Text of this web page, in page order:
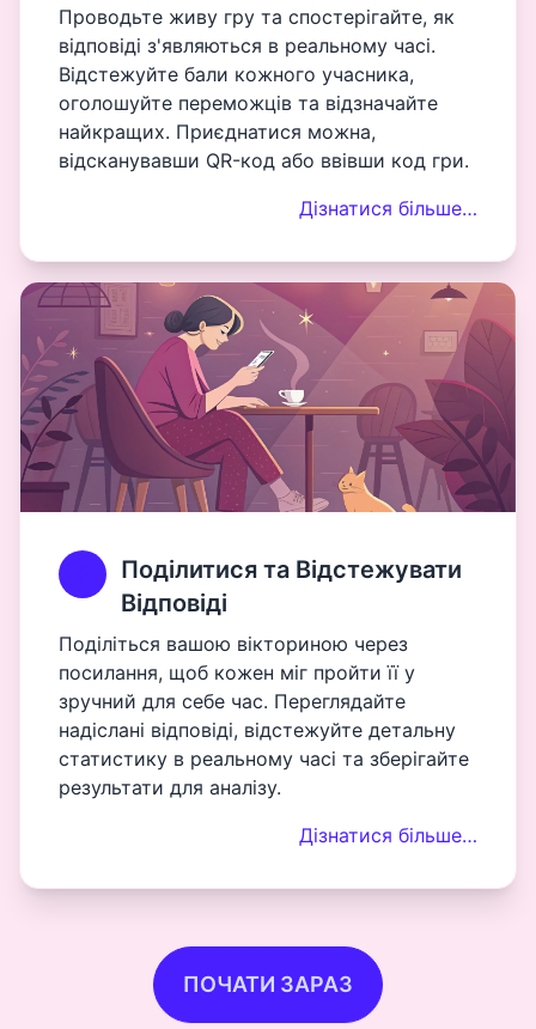
Проводьте живу гру та спостерігайте, як
відповіді з'являються в реальному часі.
Відстежуйте бали кожного учасника,
оголошуйте переможців та відзначайте
найкращих. Приєднатися можна,
відсканувавши QR-код або ввівши код гри.
Дізнатися більше…
Поділитися та Відстежувати
Відповіді
Поділіться вашою вікториною через
посилання, щоб кожен міг пройти її у
зручний для себе час. Переглядайте
надіслані відповіді, відстежуйте детальну
статистику в реальному часі та зберігайте
результати для аналізу.
Дізнатися більше…
ПОЧАТИ ЗАРАЗ